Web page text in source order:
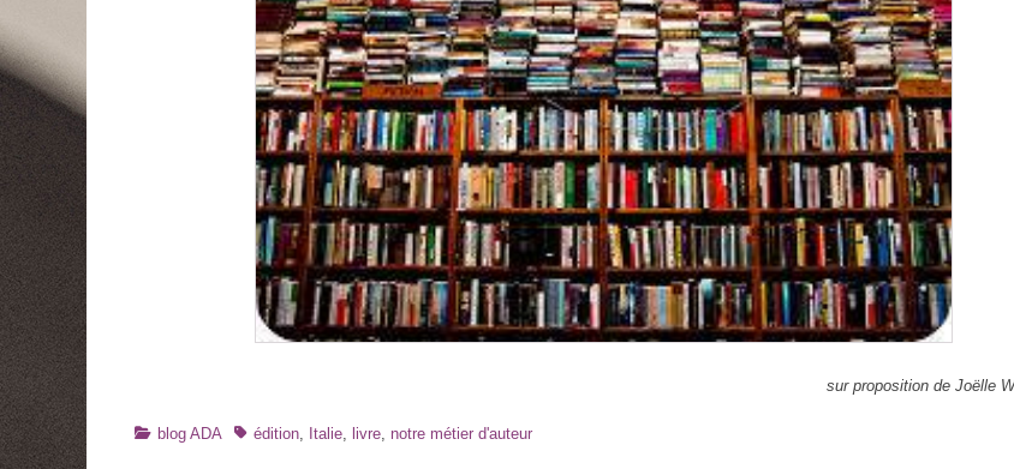
sur proposition de Joëlle
Catégories
blog ADA Tagsédition, Italie, livre, notre métier d'auteur